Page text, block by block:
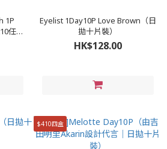
1P
任選
Eyelist 1Day10P Love Brown（日
拋十片裝）
HK$128.00
$410四盒